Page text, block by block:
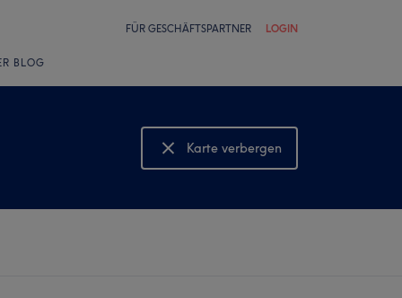
FÜR GESCHÄFTSPARTNER LOGIN
BLOG
Karte verbergen
Karte anzeigen